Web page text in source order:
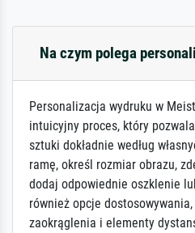
Na czym polega
Personalizacja wydruku w
intuicyjny proces, który
sztuki dokładnie według
ramę, określ rozmiar obrazu,
dodaj odpowiednie oszklenie
również opcje
zaokrąglenia i elementy